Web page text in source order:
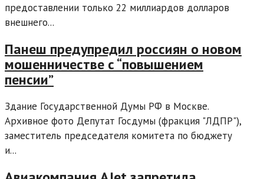
предоставлении только 22 миллиардов долларов
внешнего...
Панеш предупредил россиян о новом
мошенничестве с “повышением
пенсии”
Здание Государственной Думы РФ в Москве.
Архивное фото Депутат Госдумы (фракция "ЛДПР"),
заместитель председателя комитета по бюджету
и...